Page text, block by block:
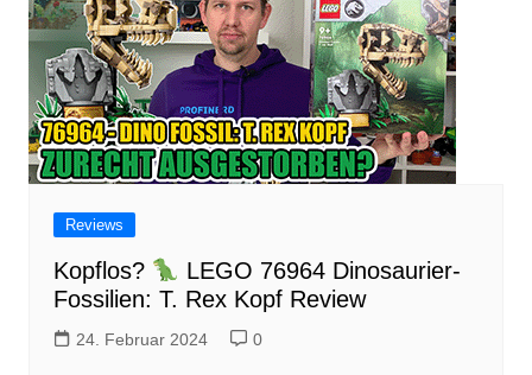
Reviews
Kopflos?
LEGO 76964 Dinosaurier-
Fossilien: T. Rex Kopf Review
24. Februar 2024 0